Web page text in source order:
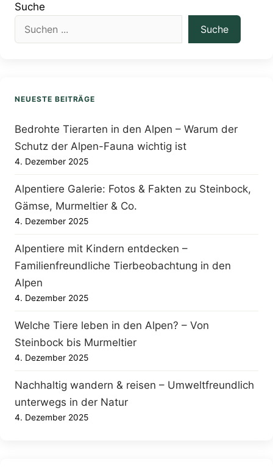
Suche
Suche
NEUESTE BEITRÄGE
Bedrohte Tierarten in den Alpen – Warum der
Schutz der Alpen-Fauna wichtig ist
4. Dezember 2025
Alpentiere Galerie: Fotos & Fakten zu Steinbock,
Gämse, Murmeltier & Co.
4. Dezember 2025
Alpentiere mit Kindern entdecken –
Familienfreundliche Tierbeobachtung in den
Alpen
4. Dezember 2025
Welche Tiere leben in den Alpen? – Von
Steinbock bis Murmeltier
4. Dezember 2025
Nachhaltig wandern & reisen – Umweltfreundlich
unterwegs in der Natur
4. Dezember 2025